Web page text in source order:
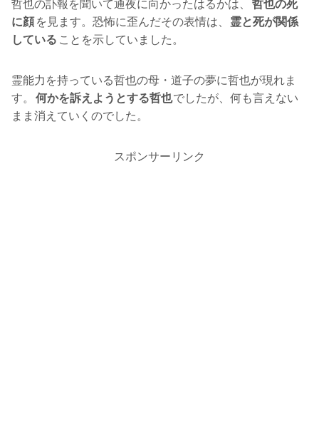
哲也の訃報を聞いて通夜に向かったはるかは、
哲也の死
に顔 を見ます。恐怖に歪んだその表情は、
霊と死が関係
している ことを示していました。
霊能力を持っている哲也の母・道子の夢に哲也が現れま
す。
何かを訴えようとする哲也でしたが、何も言えない
まま消えていくのでした。
スポンサーリンク